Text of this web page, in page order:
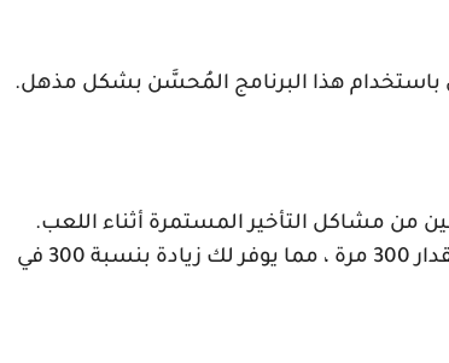
باستخدام هذا البرنامج المُحسَّن بشكل مذهل.
من مشاكل التأخير المستمرة أثناء اللعب.
يوضح اسم التطبيق أنه قد يؤدي إلى تسريع لعبتك بمقدار 300 مرة ، مما يوفر لك زيادة بنسبة 300 في